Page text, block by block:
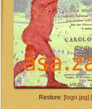
Restore: [logo jpg]